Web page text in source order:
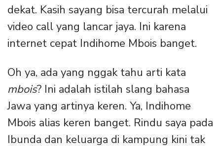
dekat. Kasih sayang bisa tercurah melalui
video call yang lancar jaya. Ini karena
internet cepat Indihome Mbois banget.
Oh ya, ada yang nggak tahu arti kata
mbois? Ini adalah istilah slang bahasa
Jawa yang artinya keren. Ya, Indihome
Mbois alias keren banget. Rindu saya pada
Ibunda dan keluarga di kampung kini tak